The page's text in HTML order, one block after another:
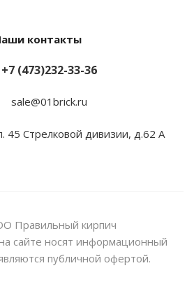
контакты
+7 (473)232-33-36
sale@01brick.ru
45 Стрелковой дивизии, д.62 А
Правильный кирпич
сайте носят информационный
публичной офертой.